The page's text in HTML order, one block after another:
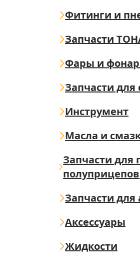
Фитинги и
Запчасти
Фары и
Запчасти
Инструмент
Масла и
Запчасти для
полуприцепов
Запчасти для
Аксессуары
Жидкости